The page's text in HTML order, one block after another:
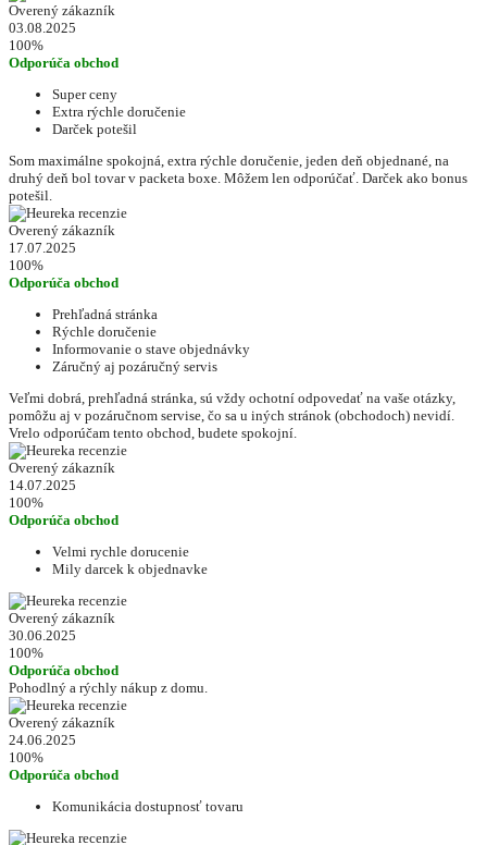
Overený zákazník
03.08.2025
100%
Odporúča obchod
Super ceny
Extra rýchle doručenie
Darček potešil
Som maximálne spokojná, extra rýchle doručenie, jeden deň objednané, na
druhý deň bol tovar v packeta boxe. Môžem len odporúčať. Darček ako bonus
potešil.
Overený zákazník
17.07.2025
100%
Odporúča obchod
Prehľadná stránka
Rýchle doručenie
Informovanie o stave objednávky
Záručný aj pozáručný servis
Veľmi dobrá, prehľadná stránka, sú vždy ochotní odpovedať na vaše otázky,
pomôžu aj v pozáručnom servise, čo sa u iných stránok (obchodoch) nevidí.
Vrelo odporúčam tento obchod, budete spokojní.
Overený zákazník
14.07.2025
100%
Odporúča obchod
Velmi rychle dorucenie
Mily darcek k objednavke
Overený zákazník
30.06.2025
100%
Odporúča obchod
Pohodlný a rýchly nákup z domu.
Overený zákazník
24.06.2025
100%
Odporúča obchod
Komunikácia dostupnosť tovaru